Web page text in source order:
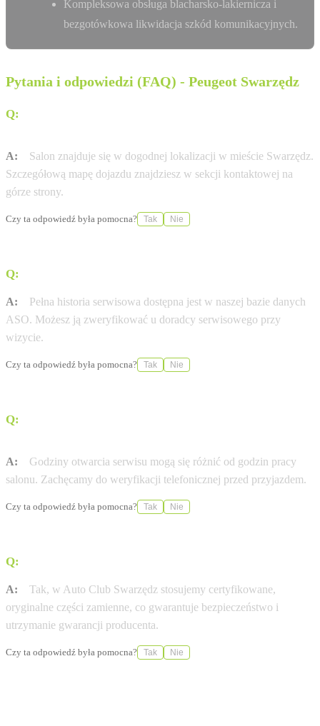
Kompleksowa obsługa blacharsko-lakiernicza i
bezgotówkowa likwidacja szkód komunikacyjnych.
Pytania i odpowiedzi (FAQ) - Peugeot Swarzędz
Q:
A:
Salon znajduje się w dogodnej lokalizacji w mieście Swarzędz.
Szczegółową mapę dojazdu znajdziesz w sekcji kontaktowej na
górze strony.
Czy ta odpowiedź była pomocna? Tak Nie
Q:
A:
Pełna historia serwisowa dostępna jest w naszej bazie danych
ASO. Możesz ją zweryfikować u doradcy serwisowego przy
wizycie.
Czy ta odpowiedź była pomocna? Tak Nie
Q:
A:
Godziny otwarcia serwisu mogą się różnić od godzin pracy
salonu. Zachęcamy do weryfikacji telefonicznej przed przyjazdem.
Czy ta odpowiedź była pomocna? Tak Nie
Q:
A:
Tak, w Auto Club Swarzędz stosujemy certyfikowane,
oryginalne części zamienne, co gwarantuje bezpieczeństwo i
utrzymanie gwarancji producenta.
Czy ta odpowiedź była pomocna? Tak Nie